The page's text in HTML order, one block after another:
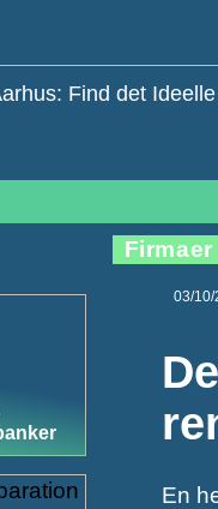
Find det Ideelle
Firmaer
03/10/
En